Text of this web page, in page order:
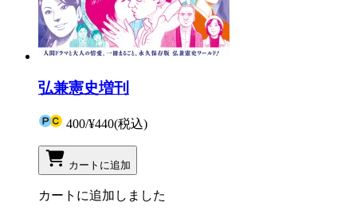
弘兼憲史増刊
400/¥440(税込)
カートに追加
カートに追加しました